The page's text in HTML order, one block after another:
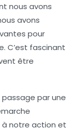
nous avons
avons
pour
C’est fascinant
être
passage par une
à notre action et